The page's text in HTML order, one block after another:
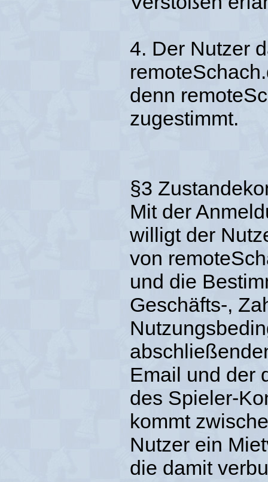
4. Der Nutzer
denn
zugestimmt.
§3
Mit der
willigt der
von
und die
Geschäfts-,
Email und der
des Spieler-
kommt
Nutzer ein
die damit